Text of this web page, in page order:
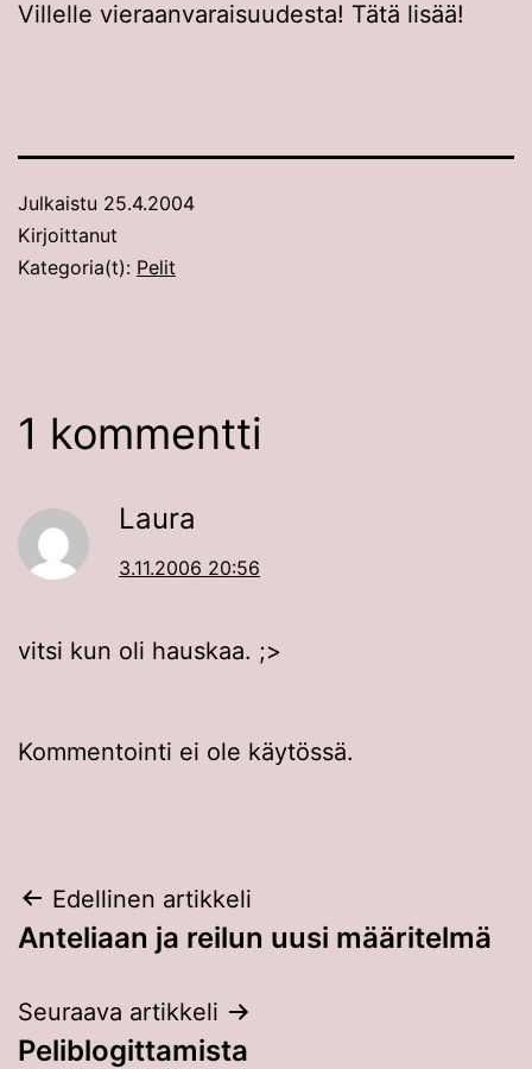
Villelle vieraanvaraisuudesta! Tätä lisää!
Julkaistu 25.4.2004
Kirjoittanut
Kategoria(t): Pelit
1 kommentti
Laura
3.11.2006 20:56
vitsi kun oli hauskaa. ;>
Kommentointi ei ole käytössä.
Artikkelien
selaus
Edellinen artikkeli
Anteliaan ja reilun uusi määritelmä
Seuraava artikkeli
Peliblogittamista